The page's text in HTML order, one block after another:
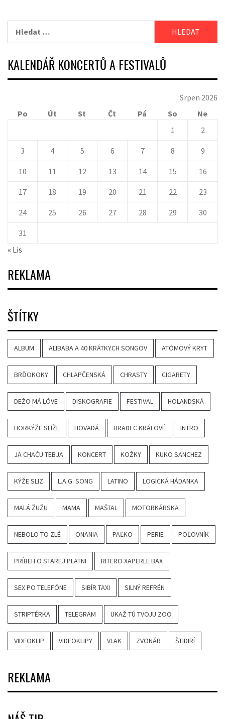
KALENDÁŘ KONCERTŮ A FESTIVALŮ
Srpen 2026
Po
Út St Čt Pá So
Ne
1
2
3 4 5 6 7 8 9
10 11 12 13 14 15 16
17 18 19 20 21 22 23
24 25 26 27 28 29 30
31
« Lis
REKLAMA
ŠTÍTKY
ALBUM ALIBABA A 40 KRÁTKYCH SONGOV ATÓMOVÝ KRYT
BRĎOKOKY CHLAPČENSKÁ CHRASTY CIGARETY
DEŽO MÁ LÓVE DISKOGRAFIE FESTIVAL HOLANDSKÁ
HORKÝŽE SLÍŽE HOVADÁ HRADEC KRÁLOVÉ INTRO
JA CHAČU TEBJA KONCERT KOŽKY KUKO SANCHEZ
KÝŽE SLIZ L.A.G. SONG LATINO LOGICKÁ HÁDANKA
MALÁ ŽUŽU MAMA MAŠTAL MOTORKÁRSKA
NEBOLO TO ZLÉ ONANIA PAĽKO PERIE POĽOVNÍK
PRÍBEH O STAREJ PLATNI RITERO XAPERLE BAX
SEX PO TELEFÓNE SIBÍR TAXI SILNÝ REFRÉN
STRIPTÉRKA TELEGRAM UKAŽ TÚ TVOJU ZOO
VIDEOKLIP VIDEOKLIPY VLAK ZVONÁR ŠTIDIRÍ
REKLAMA